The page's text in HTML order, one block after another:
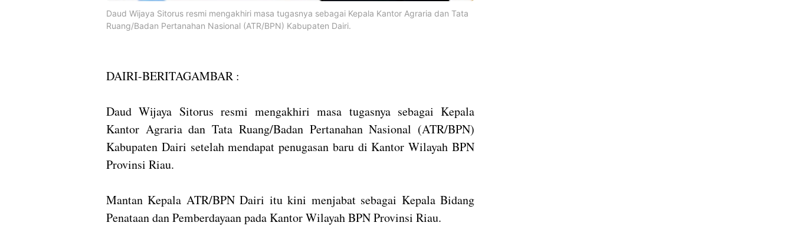
Daud Wijaya Sitorus resmi mengakhiri masa tugasnya sebagai Kepala Kantor Agraria dan Tata
Ruang/Badan Pertanahan Nasional (ATR/BPN) Kabupaten Dairi.
DAIRI-BERITAGAMBAR :
Daud Wijaya Sitorus resmi mengakhiri masa tugasnya sebagai Kepala
Kantor Agraria dan Tata Ruang/Badan Pertanahan Nasional (ATR/BPN)
Kabupaten Dairi setelah mendapat penugasan baru di Kantor Wilayah BPN
Provinsi Riau.
Mantan Kepala ATR/BPN Dairi itu kini menjabat sebagai Kepala Bidang
Penataan dan Pemberdayaan pada Kantor Wilayah BPN Provinsi Riau.